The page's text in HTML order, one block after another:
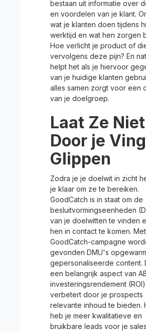
bestaan uit informatie over
en voordelen van je klant.
wat je klanten doen tijdens
werktijd en wat hen zorgen
Hoe verlicht je product of
vervolgens deze pijn? En
helpt het als je hiervoor
van je huidige klanten
alles samen zorgt voor een
van je doelgroep.
Laat Ze Niet
Door je
Glippen
Zodra je je doelwit in zicht
je klaar om ze te bereiken.
GoodCatch is in staat om de
besluitvormingseenheden
van je doelwitten te vinden
hen in contact te komen.
GoodCatch-campagne
gevonden DMU's
gepersonaliseerde content.
een belangrijk aspect van
investeringsrendement (ROI)
verbetert door je prospects
relevante inhoud te bieden.
heb je meer kwalitatieve en
bruikbare leads voor je